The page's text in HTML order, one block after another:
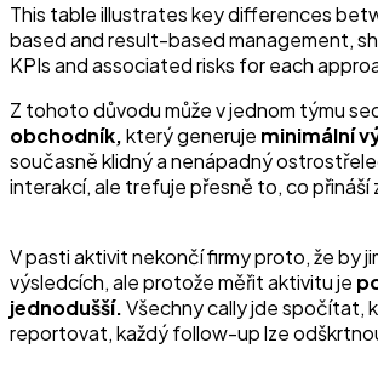
This table illustrates key differences
based and result-based management,
KPIs and associated risks for each
Z tohoto důvodu může v jednom týmu
obchodník,který generuje minimální
současně klidný a nenápadný
interakcí, ale trefuje přesně to, co přináší
V pasti aktivit nekončí firmy proto, že by
výsledcích, ale protože měřit aktivitu je
jednodušší.Všechny cally jde spočítat,
reportovat, každý follow-up lze